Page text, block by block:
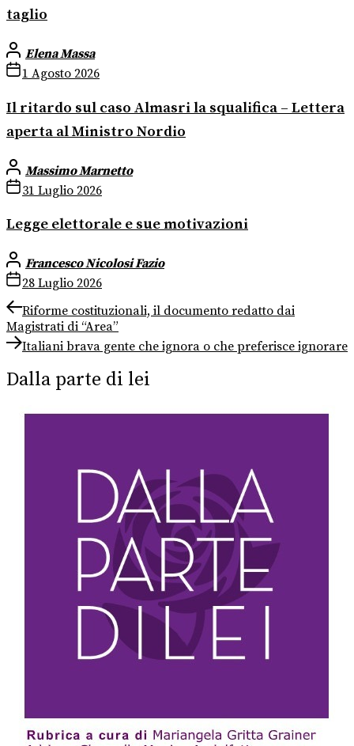
taglio
Elena Massa
1 Agosto 2026
Il ritardo sul caso Almasri la squalifica – Lettera
aperta al Ministro Nordio
Massimo Marnetto
31 Luglio 2026
Legge elettorale e sue motivazioni
Francesco Nicolosi Fazio
28 Luglio 2026
Navigazione
articoli
Previous
post:
Riforme costituzionali, il documento redatto dai
Magistrati di “Area”
Next
post:
Italiani brava gente che ignora o che preferisce ignorare
Dalla parte di lei